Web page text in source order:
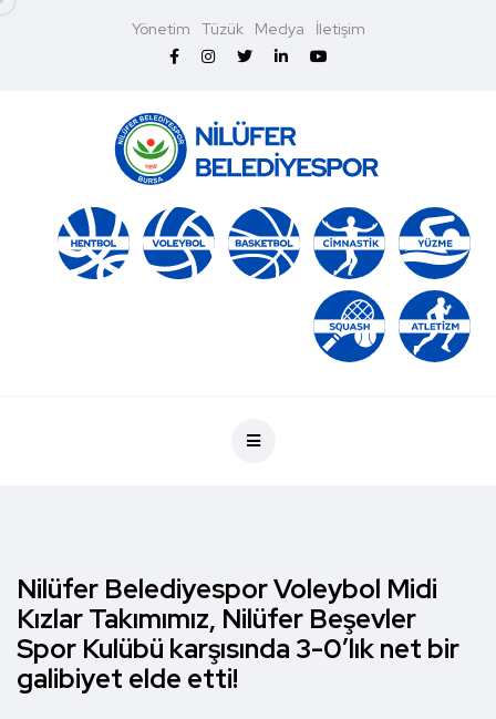
Yönetim Tüzük Medya İletişim
Nilüfer Belediyespor Voleybol Midi
Kızlar Takımımız, Nilüfer Beşevler
Spor Kulübü karşısında 3-0’lık net bir
galibiyet elde etti!